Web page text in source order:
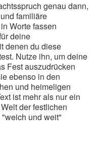
genau dann,
familiäre
Worte fassen
deine
denen du diese
Nutze ihn, um deine
Fest auszudrücken
ebenso in den
und heimeligen
ist mehr als nur ein
der festlichen
und weit"